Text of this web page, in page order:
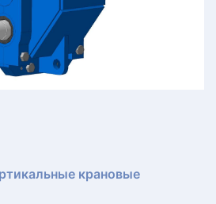
крановые